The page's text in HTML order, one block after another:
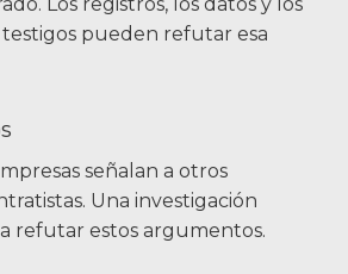
Los registros, los datos y los
pueden refutar esa
señalan a otros
Una investigación
refutar estos argumentos.